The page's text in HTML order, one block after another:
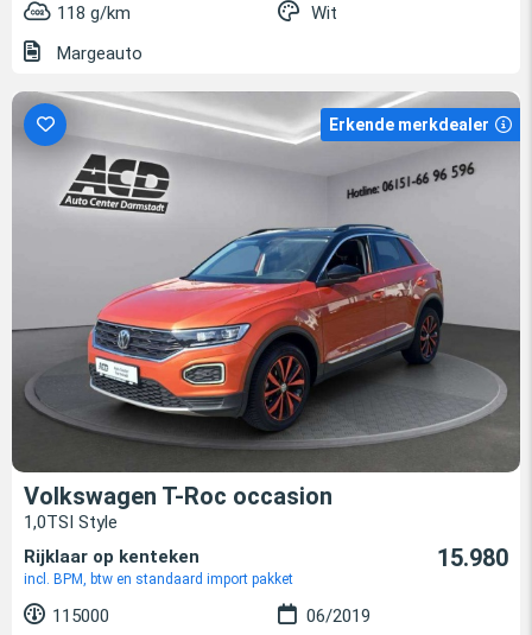
118 g/km
Wit
Margeauto
Erkende merkdealer
Volkswagen T-Roc occasion
1,0TSI Style
Rijklaar op kenteken
incl. BPM, btw en standaard import pakket
15.980
115000
06/2019